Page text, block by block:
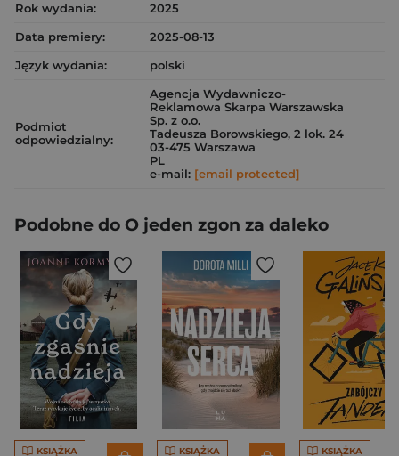
Rok wydania:
2025
Data premiery:
2025-08-13
Język wydania:
polski
Podmiot
odpowiedzialny:
Agencja Wydawniczo-
Reklamowa Skarpa Warszawska
Sp. z o.o.
Tadeusza Borowskiego, 2 lok. 24
03-475 Warszawa
PL
e-mail: [email protected]
Podobne do O jeden zgon za daleko
KSIĄŻKA KSIĄŻKA KSIĄŻKA